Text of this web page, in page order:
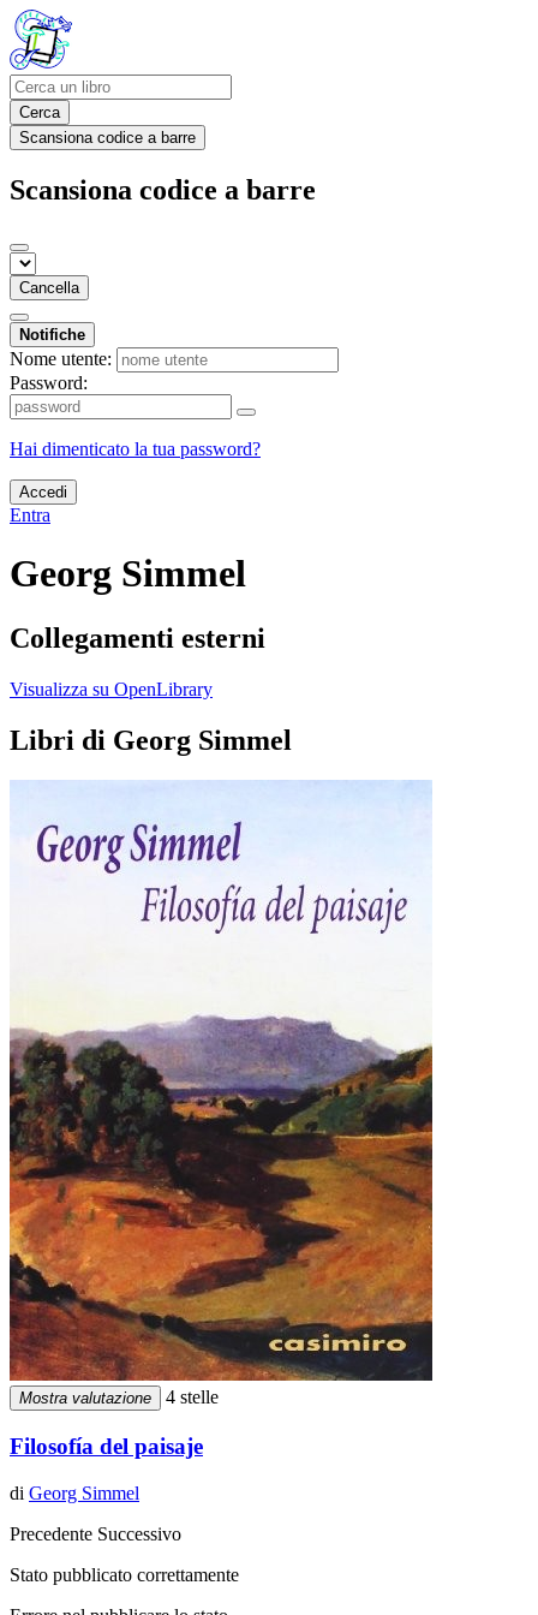
Cerca
Scansiona codice a barre
Scansiona codice a barre
Cancella
Notifiche
Nome utente:
Password:
Hai dimenticato la tua password?
Accedi
Entra
Georg Simmel
Collegamenti esterni
Visualizza su OpenLibrary
Libri di Georg Simmel
Mostra valutazione 4 stelle
Filosofía del paisaje
di Georg Simmel
Precedente Successivo
Stato pubblicato correttamente